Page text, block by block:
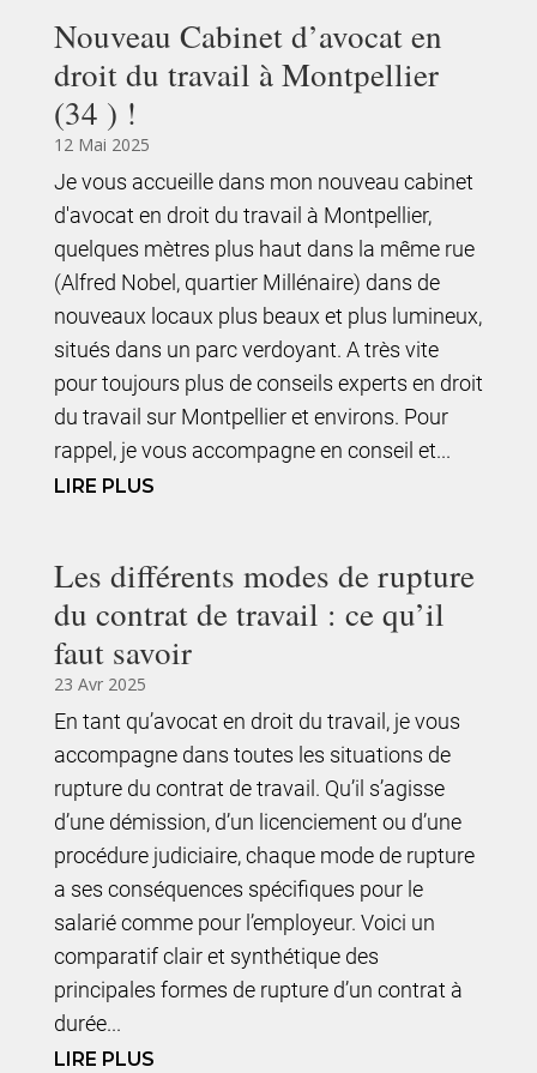
Nouveau Cabinet d’avocat en
droit du travail à Montpellier
(34 ) !
12 Mai 2025
Je vous accueille dans mon nouveau cabinet
d'avocat en droit du travail à Montpellier,
quelques mètres plus haut dans la même rue
(Alfred Nobel, quartier Millénaire) dans de
nouveaux locaux plus beaux et plus lumineux,
situés dans un parc verdoyant. A très vite
pour toujours plus de conseils experts en droit
du travail sur Montpellier et environs. Pour
rappel, je vous accompagne en conseil et...
LIRE PLUS
Les différents modes de rupture
du contrat de travail : ce qu’il
faut savoir
23 Avr 2025
En tant qu’avocat en droit du travail, je vous
accompagne dans toutes les situations de
rupture du contrat de travail. Qu’il s’agisse
d’une démission, d’un licenciement ou d’une
procédure judiciaire, chaque mode de rupture
a ses conséquences spécifiques pour le
salarié comme pour l’employeur. Voici un
comparatif clair et synthétique des
principales formes de rupture d’un contrat à
durée...
LIRE PLUS